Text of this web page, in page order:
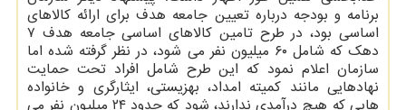
برنامه و بودجه درباره تعیین جامعه هدف برای ارائه کالاهای
اساسی بود، در طرح تامین کالاهای اساسی جامعه هدف ۷
دهک که شامل ۶۰ میلیون نفر می شود، در نظر گرفته شده اما
سازمان اعلام نمود که این طرح شامل افراد تحت حمایت
نهادهایی مانند کمیته امداد، بهزیستی، ایثارگری و خانواده
هایی که هیچ درآمدی ندارند، شود که حدود ۲۴ میلیون نفر می